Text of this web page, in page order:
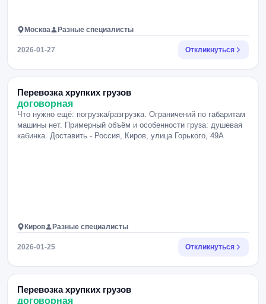
Москва Разные специалисты
2026-01-27 Откликнуться
Перевозка хрупких грузов
договорная
Что нужно ещё: погрузка/разгрузка. Ограничений по габаритам
машины нет. Примерный объём и особенности груза: душевая
кабинка. Доставить - Россия, Киров, улица Горького, 49А
Киров Разные специалисты
2026-01-25 Откликнуться
Перевозка хрупких грузов
договорная